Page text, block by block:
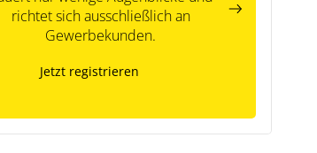
richtet sich ausschließlich an
Gewerbekunden.
Jetzt registrieren